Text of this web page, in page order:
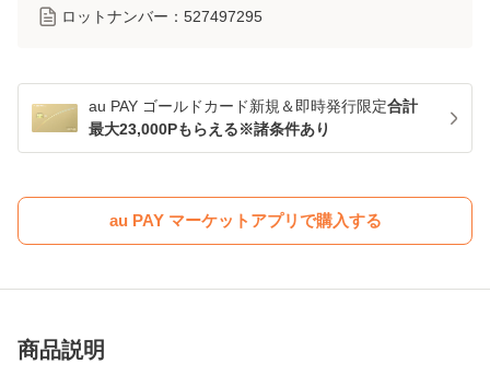
ロットナンバー： 527497295
au PAY ゴールドカード新規＆即時発行限定合計
最大23,000Pもらえる※諸条件あり
au PAY マーケットアプリで購入する
商品説明